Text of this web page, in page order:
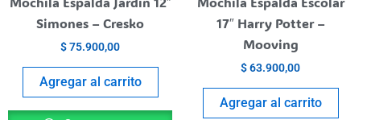
Simones – Cresko
$75.900,00
Agregar al carrito
17″ Harry Potter –
Mooving
$63.900,00
Agregar al carrito